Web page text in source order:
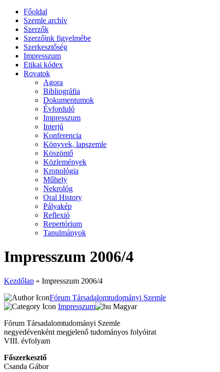
Főoldal
Szemle archív
Szerzők
Szerzőink figyelmébe
Szerkesztőség
Impresszum
Etikai kódex
Rovatok
Agora
Bibliográfia
Dokumentumok
Évforduló
Impresszum
Interjú
Konferencia
Könyvek, lapszemle
Köszöntő
Közlemények
Kronológia
Műhely
Nekrológ
Oral History
Pályakép
Reflexió
Repertórium
Tanulmányok
Impresszum 2006/4
Kezdőlap » Impresszum 2006/4
Fórum Társadalomtudományi Szemle
Impresszum
Magyar
Fó­rum Tár­sa­da­lom­tu­do­má­nyi Szem­le
negyedévenként megjelenő tu­do­má­nyos fo­lyó­ira­t
VIII. évfolyam
Főszerkesztő
Csanda Gábor